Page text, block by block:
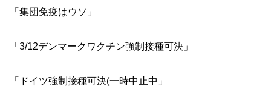
「集団免疫はウソ」
「3/12デンマークワクチン強制接種可決」
「ドイツ強制接種可決(一時中止中」